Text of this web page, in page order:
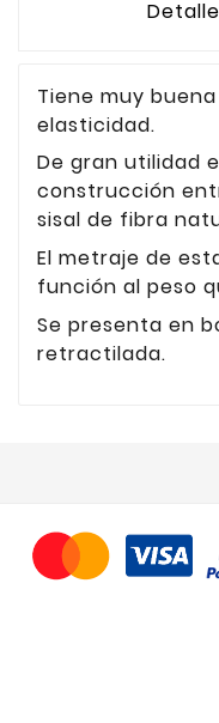
Tiene muy
elasticidad.
De gran utilidad
construcción
sisal de fibra
El metraje de
función al peso
Se presenta en
retractilada.